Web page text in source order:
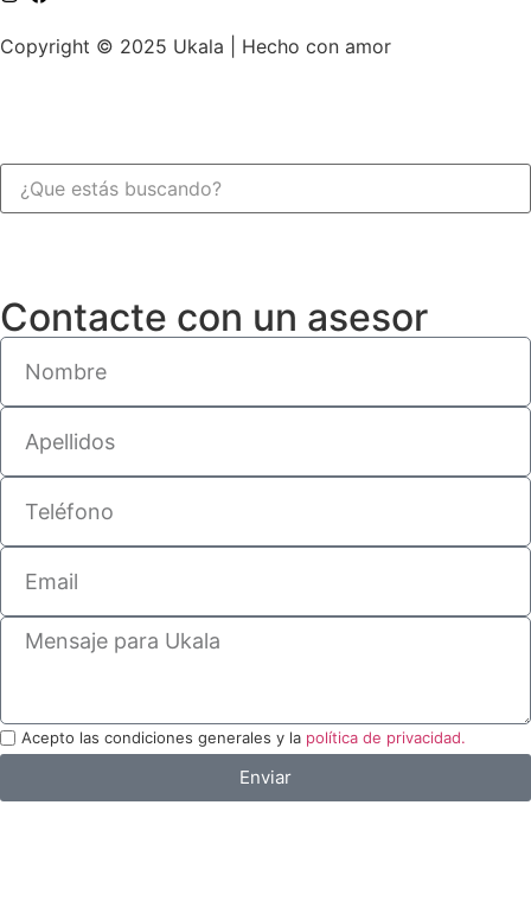
Copyright © 2025 Ukala | Hecho con amor
Contacte con un asesor
Acepto las condiciones generales y la política de privacidad.
Enviar